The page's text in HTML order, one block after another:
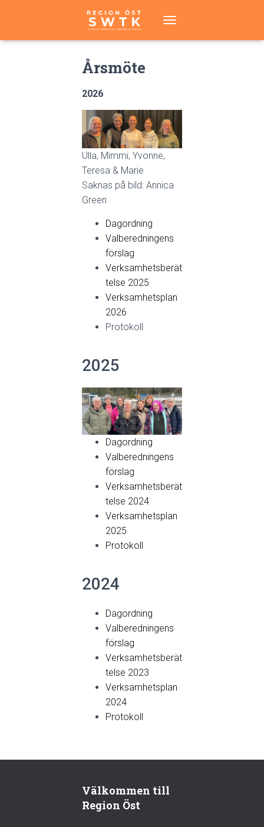
O
V
I
G
O
Årsmöte
2026
Ulla, Mimmi, Yvonne,
Teresa & Marie
Saknas på bild: Annica
Green
Dagordning
Valberedningens
förslag
Verksamhetsberät
telse 2025
Verksamhetsplan
2026
Protokoll
2025
Dagordning
Valberedningens
förslag
Verksamhetsberät
telse 2024
Verksamhetsplan
2025
Protokoll
2024
Dagordning
Valberedningens
förslag
Verksamhetsberät
telse 2023
Verksamhetsplan
2024
Protokoll
Välkommen till
Region Öst